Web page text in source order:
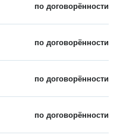
по договорённости
по договорённости
по договорённости
по договорённости